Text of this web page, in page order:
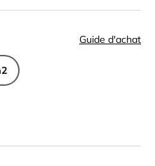
Guide d'achat